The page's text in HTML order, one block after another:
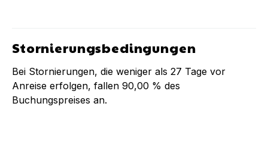
Stornierungsbedingungen
Bei Stornierungen, die weniger als 27 Tage vor
Anreise erfolgen, fallen 90,00 % des
Buchungspreises an.